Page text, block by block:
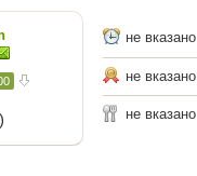
не вказано
не вказано
не вказано